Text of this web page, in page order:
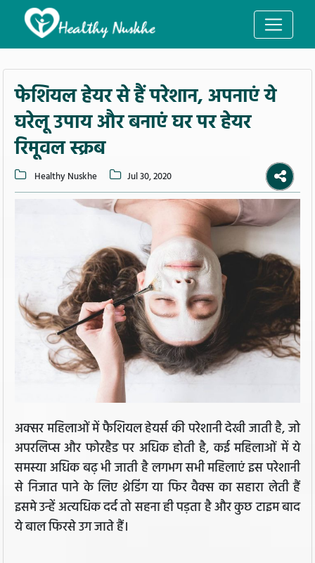
फेशियल हेयर से हैं परेशान, अपनाएं ये
घरेलू उपाय और बनाएं घर पर हेयर
रिमूवल स्क्रब
Healthy Nuskhe Jul 30, 2020
अक्सर महिलाओं में फैशियल हेयर्स की परेशानी देखी जाती है, जो
अपरलिप्स और फोरहैड पर अधिक होती है, कई महिलाओं में ये
समस्या अधिक बढ़ भी जाती है लगभग सभी महिलाएं इस परेशानी
से निजात पाने के लिए थ्रेडिंग या फिर वैक्स का सहारा लेती हैं
इसमे उन्हें अत्यधिक दर्द तो सहना ही पड़ता है और कुछ टाइम बाद
ये बाल फिरसे उग जाते हैं।